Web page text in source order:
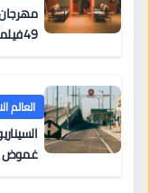
49
العالم
غموض →